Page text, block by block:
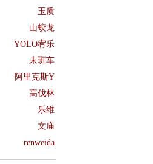
玉质
山蛟龙
YOLO宥乐
末班车
阿里克斯Y
高伐林
乐维
文庙
renweida